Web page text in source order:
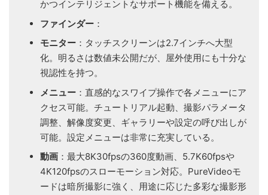
かつインテリジェントなサポート機能を備える。
ファインダー ：
モニター ：タッチスクリーンは2.7インチへ大型
化。明るさは数値未公開だが、屋外使用にも十分な
視認性を持つ。
メニュー ：直感的なスワイプ操作で各メニューにア
クセス可能。チュートリアル起動、撮影パラメータ
調整、解像度変更、ギャラリーや設定の呼び出しが
可能。設定メニューは非常に充実している。
動画 ：最大8K30fpsの360度動画、5.7K60fpsや
4K120fpsのスローモーション対応。PureVideoモ
ードは暗所撮影に強く、用途に応じた多彩な撮影形